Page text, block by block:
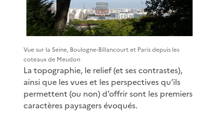
Vue sur la Seine, Boulogne-Billancourt et Paris depuis les
coteaux de Meudon
La topographie, le relief (et ses contrastes),
ainsi que les vues et les perspectives qu’ils
permettent (ou non) d’offrir sont les premiers
caractères paysagers évoqués.